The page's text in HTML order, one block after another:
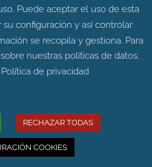
jugó un papel principal
de las poblaciones
Puede aceptar el uso de esta
configuración y así controlar
se recopila y gestiona. Para
nuestras políticas de datos,
Política de privacidad
RECHAZAR TODAS
COOKIES